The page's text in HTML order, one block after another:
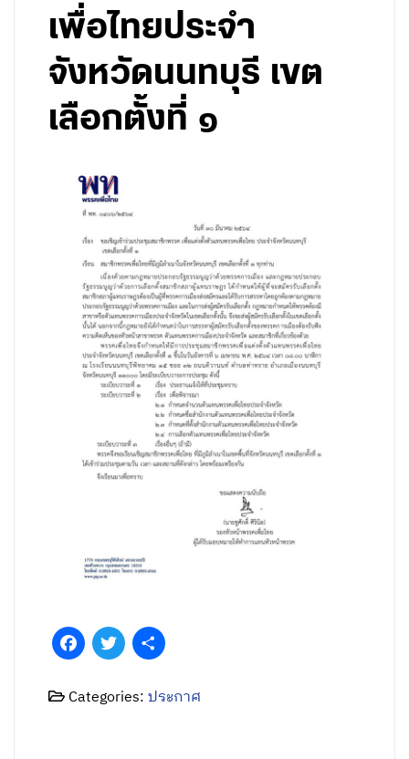
เพื่อไทยประจำ
จังหวัดนนทบุรี เขต
เลือกตั้งที่ ๑
FacebookTwitter
Categories:ประกาศ